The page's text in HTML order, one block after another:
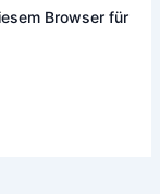
Browser für